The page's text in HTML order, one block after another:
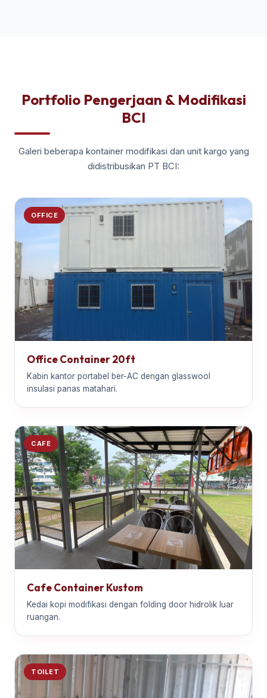
Portfolio Pengerjaan & Modifikasi
BCI
Galeri beberapa kontainer modifikasi dan unit kargo yang
didistribusikan PT BCI:
OFFICE
Office Container 20ft
Kabin kantor portabel ber-AC dengan glasswool
insulasi panas matahari.
CAFE
Cafe Container Kustom
Kedai kopi modifikasi dengan folding door hidrolik luar
ruangan.
TOILET